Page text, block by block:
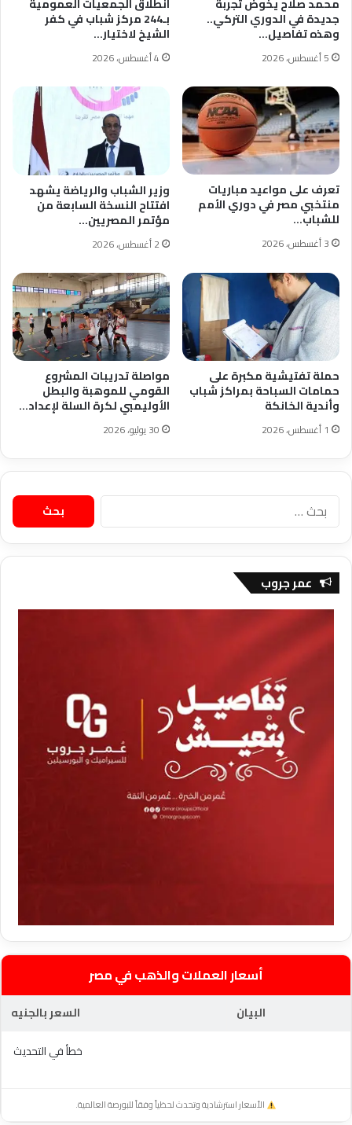
جديدة في الدوري التركي..
وهذه تفاصيل…
5 أغسطس، 2026
بـ244 مركز شباب في كفر
الشيخ لاختيار…
4 أغسطس، 2026
تعرف على مواعيد مباريات
منتخبي مصر في دوري الأمم
للشباب…
3 أغسطس، 2026
وزير الشباب والرياضة يشهد
افتتاح النسخة السابعة من
مؤتمر المصريين…
2 أغسطس، 2026
حملة تفتيشية مكبرة على
حمامات السباحة بمراكز شباب
وأندية الخانكة
1 أغسطس، 2026
مواصلة تدريبات المشروع
القومي للموهبة والبطل
الأوليمبي لكرة السلة لإعداد…
30 يوليو، 2026
البحث
عن:
عمر جروب
أسعار العملات والذهب في مصر
البيان
السعر بالجنيه
خطأ في التحديث
الأسعار استرشادية وتحدث لحظياً وفقاً للبورصة العالمية.